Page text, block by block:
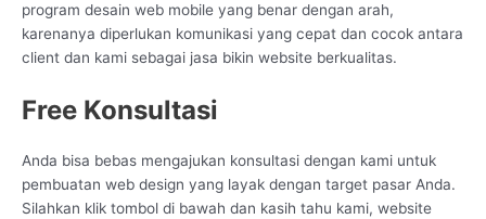
program desain web mobile yang benar dengan arah,
karenanya diperlukan komunikasi yang cepat dan cocok antara
client dan kami sebagai jasa bikin website berkualitas.
Free Konsultasi
Anda bisa bebas mengajukan konsultasi dengan kami untuk
pembuatan web design yang layak dengan target pasar Anda.
Silahkan klik tombol di bawah dan kasih tahu kami, website